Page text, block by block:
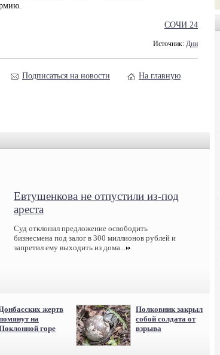
СОЧИ 24
Источник: Дни
Подписаться на новости На главную
Евтушенкова не отпустили из-под
ареста
Суд отклонил предложение освободить
бизнесмена под залог в 300 миллионов рублей и
запретил ему выходить из дома...
жертв
на
горе
Полковник закрыл
собой солдата от
взрыва